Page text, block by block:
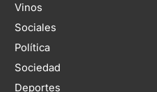
Vinos
Sociales
Política
Sociedad
Deportes